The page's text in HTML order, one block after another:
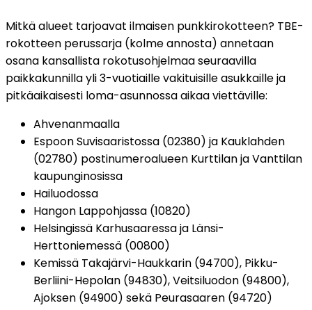
Mitkä alueet tarjoavat ilmaisen punkkirokotteen? TBE-
rokotteen perussarja (kolme annosta) annetaan
osana kansallista rokotusohjelmaa seuraavilla
paikkakunnilla yli 3-vuotiaille vakituisille asukkaille ja
pitkäaikaisesti loma-asunnossa aikaa viettäville:
Ahvenanmaalla
Espoon Suvisaaristossa (02380) ja Kauklahden
(02780) postinumeroalueen Kurttilan ja Vanttilan
kaupunginosissa
Hailuodossa
Hangon Lappohjassa (10820)
Helsingissä Karhusaaressa ja Länsi-
Herttoniemessä (00800)
Kemissä Takajärvi-Haukkarin (94700), Pikku-
Berliini-Hepolan (94830), Veitsiluodon (94800),
Ajoksen (94900) sekä Peurasaaren (94720)